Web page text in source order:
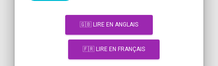
🇬🇧 LIRE EN ANGLAIS
🇫🇷 LIRE EN FRANÇAIS